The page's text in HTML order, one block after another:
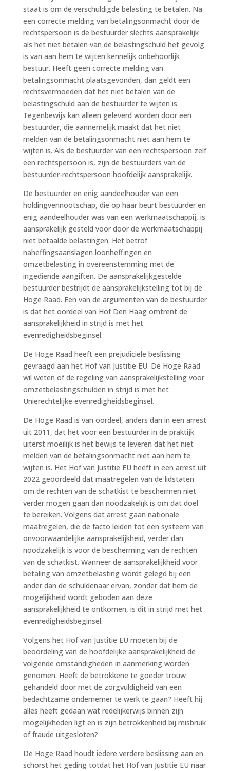
staat is om de verschuldigde belasting te betalen. Na
een correcte melding van betalingsonmacht door de
rechtspersoon is de bestuurder slechts aansprakelijk
als het niet betalen van de belastingschuld het gevolg
is van aan hem te wijten kennelijk onbehoorlijk
bestuur. Heeft geen correcte melding van
betalingsonmacht plaatsgevonden, dan geldt een
rechtsvermoeden dat het niet betalen van de
belastingschuld aan de bestuurder te wijten is.
Tegenbewijs kan alleen geleverd worden door een
bestuurder, die aannemelijk maakt dat het niet
melden van de betalingsonmacht niet aan hem te
wijten is. Als de bestuurder van een rechtspersoon zelf
een rechtspersoon is, zijn de bestuurders van de
bestuurder-rechtspersoon hoofdelijk aansprakelijk.
De bestuurder en enig aandeelhouder van een
holdingvennootschap, die op haar beurt bestuurder en
enig aandeelhouder was van een werkmaatschappij, is
aansprakelijk gesteld voor door de werkmaatschappij
niet betaalde belastingen. Het betrof
naheffingsaanslagen loonheffingen en
omzetbelasting in overeenstemming met de
ingediende aangiften. De aansprakelijkgestelde
bestuurder bestrijdt de aansprakelijkstelling tot bij de
Hoge Raad. Een van de argumenten van de bestuurder
is dat het oordeel van Hof Den Haag omtrent de
aansprakelijkheid in strijd is met het
evenredigheidsbeginsel.
De Hoge Raad heeft een prejudiciële beslissing
gevraagd aan het Hof van Justitie EU. De Hoge Raad
wil weten of de regeling van aansprakelijkstelling voor
omzetbelastingschulden in strijd is met het
Unierechtelijke evenredigheidsbeginsel.
De Hoge Raad is van oordeel, anders dan in een arrest
uit 2011, dat het voor een bestuurder in de praktijk
uiterst moeilijk is het bewijs te leveren dat het niet
melden van de betalingsonmacht niet aan hem te
wijten is. Het Hof van Justitie EU heeft in een arrest uit
2022 geoordeeld dat maatregelen van de lidstaten
om de rechten van de schatkist te beschermen niet
verder mogen gaan dan noodzakelijk is om dat doel
te bereiken. Volgens dat arrest gaan nationale
maatregelen, die de facto leiden tot een systeem van
onvoorwaardelijke aansprakelijkheid, verder dan
noodzakelijk is voor de bescherming van de rechten
van de schatkist. Wanneer de aansprakelijkheid voor
betaling van omzetbelasting wordt gelegd bij een
ander dan de schuldenaar ervan, zonder dat hem de
mogelijkheid wordt geboden aan deze
aansprakelijkheid te ontkomen, is dit in strijd met het
evenredigheidsbeginsel.
Volgens het Hof van Justitie EU moeten bij de
beoordeling van de hoofdelijke aansprakelijkheid de
volgende omstandigheden in aanmerking worden
genomen. Heeft de betrokkene te goeder trouw
gehandeld door met de zorgvuldigheid van een
bedachtzame ondernemer te werk te gaan? Heeft hij
alles heeft gedaan wat redelijkerwijs binnen zijn
mogelijkheden ligt en is zijn betrokkenheid bij misbruik
of fraude uitgesloten?
De Hoge Raad houdt iedere verdere beslissing aan en
schorst het geding totdat het Hof van Justitie EU naar